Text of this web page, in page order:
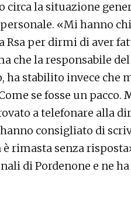
circa la situazione
personale. «Mi hanno
Rsa per dirmi di aver
che la responsabile
ha stabilito invece che
se fosse un pacco.
a telefonare alla
consigliato di
rimasta senza
di Pordenone e ne